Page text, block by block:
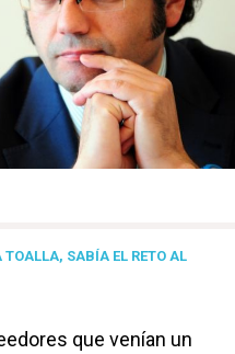
SABÍA EL RETO AL
que venían un